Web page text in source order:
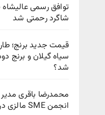
توافق رسمی عالیشاه
شاگرد رحمتی شد
قیمت جدید برنج؛
سیاه گیلان و برنج
شد؟
محمدرضا باقری
انجمن SME مالزی در ایران شد.